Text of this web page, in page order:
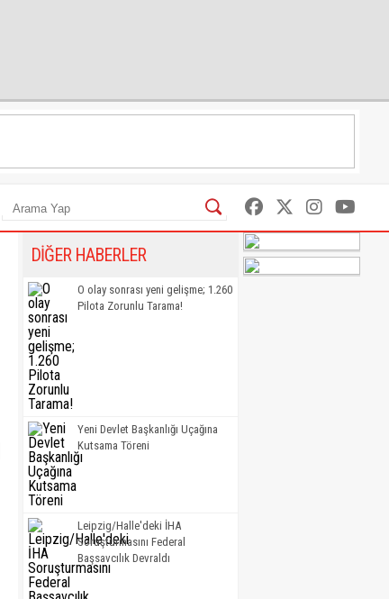
DİĞER HABERLER
O olay sonrası yeni gelişme; 1.260
Pilota Zorunlu Tarama!
Yeni Devlet Başkanlığı Uçağına
Kutsama Töreni
Leipzig/Halle'deki İHA
Soruşturmasını Federal
Başsavcılık Devraldı